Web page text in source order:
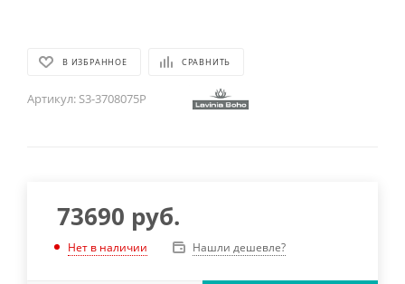
В ИЗБРАННОЕ СРАВНИТЬ
Артикул: S3-3708075P
73690 руб.
Нет в наличии Нашли дешевле?